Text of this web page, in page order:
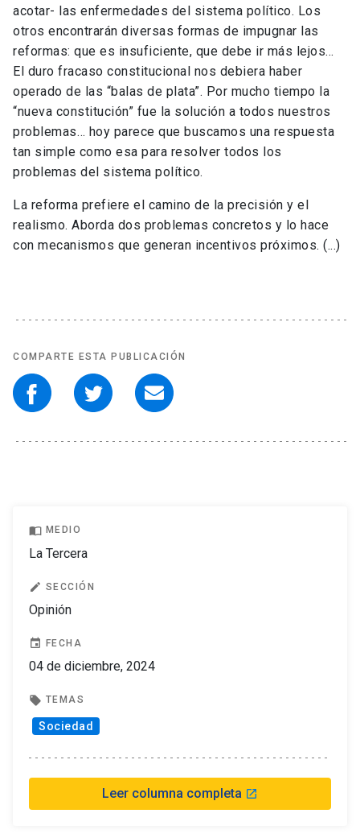
acotar- las enfermedades del sistema político. Los
otros encontrarán diversas formas de impugnar las
reformas: que es insuficiente, que debe ir más lejos…
El duro fracaso constitucional nos debiera haber
operado de las “balas de plata”. Por mucho tiempo la
“nueva constitución” fue la solución a todos nuestros
problemas… hoy parece que buscamos una respuesta
tan simple como esa para resolver todos los
problemas del sistema político.
La reforma prefiere el camino de la precisión y el
realismo. Aborda dos problemas concretos y lo hace
con mecanismos que generan incentivos próximos. (...)
COMPARTE ESTA PUBLICACIÓN
import_contacts MEDIO
La Tercera
edit SECCIÓN
Opinión
event FECHA
04 de diciembre, 2024
local_offer TEMAS
Sociedad
Leer columna completa launch